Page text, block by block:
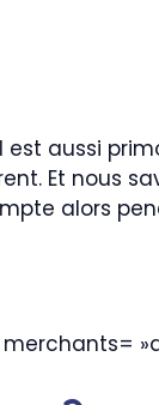
aussi
Et nous
alors